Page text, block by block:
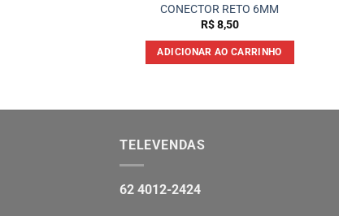
CONECTOR RETO 6MM
R$8,50
ADICIONAR AO CARRINHO
TELEVENDAS
62 4012-2424